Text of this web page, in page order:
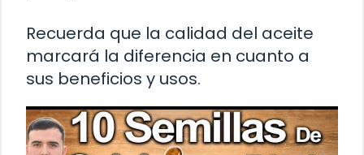
Recuerda que la calidad del aceite
marcará la diferencia en cuanto a
sus beneficios y usos.